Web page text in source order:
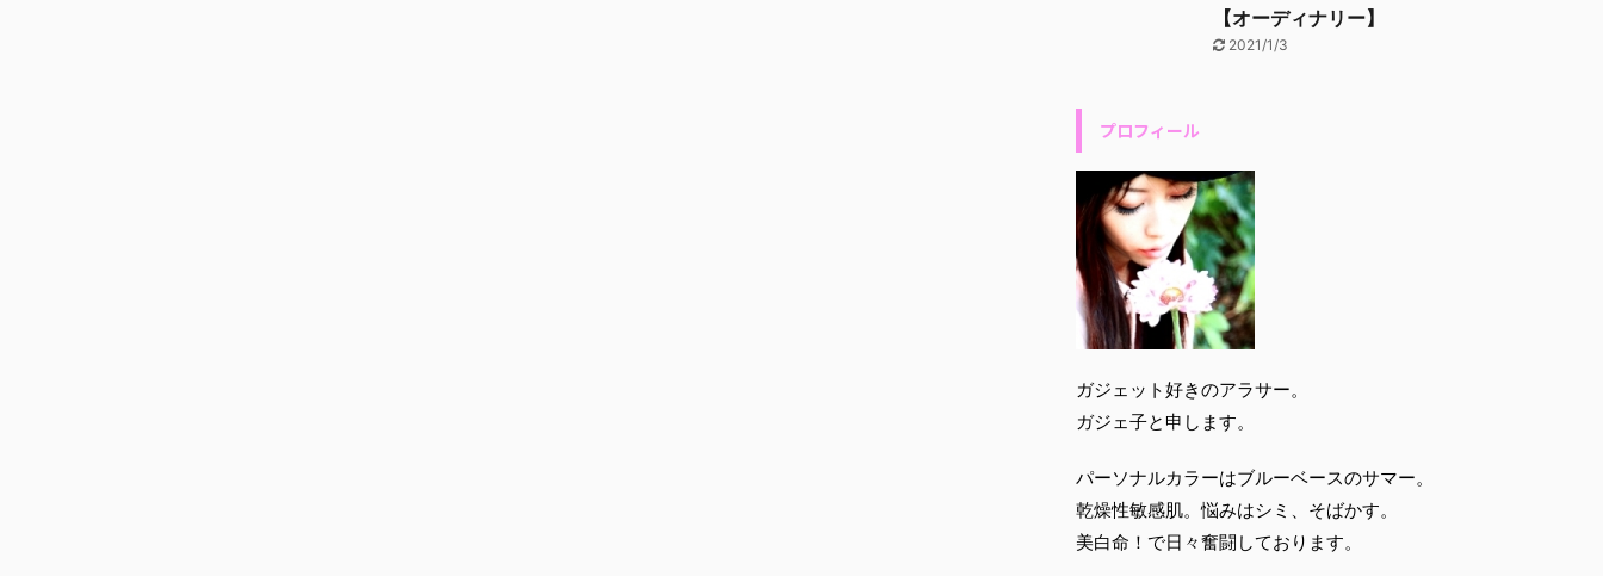
【オーディナリー】
2021/1/3
プロフィール
ガジェット好きのアラサー。
ガジェ子と申します。
パーソナルカラーはブルーベースのサマー。
乾燥性敏感肌。悩みはシミ、そばかす。
美白命！で日々奮闘しております。